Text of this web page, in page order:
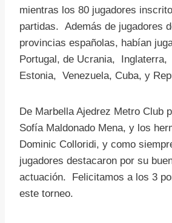
mientras los 80 jugadores
partidas. Además de jugadores
provincias españolas, habían
Portugal, de Ucrania, Inglaterra,
Estonia, Venezuela, Cuba, y
De Marbella Ajedrez Metro Club
Sofía Maldonado Mena, y los
Dominic Colloridi, y como
jugadores destacaron por su
actuación. Felicitamos a los 3
este torneo.